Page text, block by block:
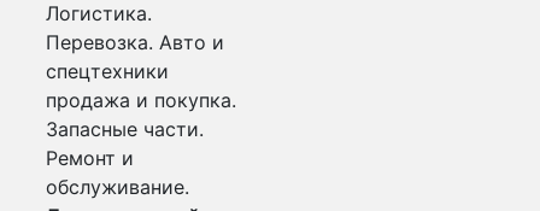
Логистика.
Перевозка. Авто и
спецтехники
продажа и покупка.
Запасные части.
Ремонт и
обслуживание.